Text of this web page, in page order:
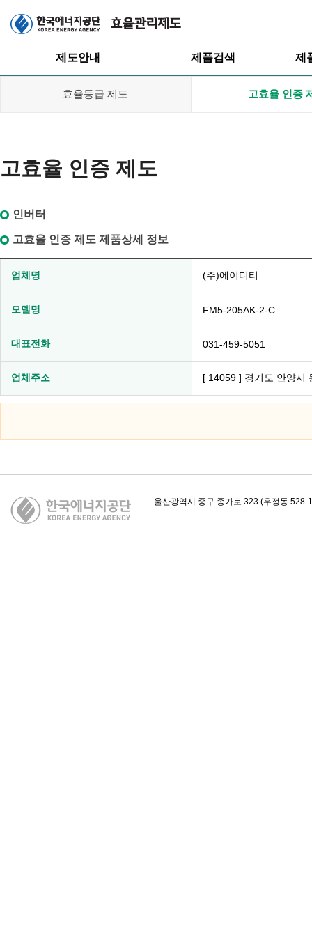
제도안내
효율관리제도
고효율인증제도
대기전력저감
제품검색 제
효율등급 제도 고효율 인증
고효율 인증 제도
인버터
고효율 인증 제도 제품상세 정보
업체명 (주)에이디티
모델명 FM5-205AK-2-C
대표전화 031-459-5051
업체주소 [ 14059 ] 경기도 안양시
울산광역시 중구 종가로 323 (우정동 528-